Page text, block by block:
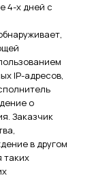
4-х дней с
IP-адресов,
о
Заказчик
в другом
таких